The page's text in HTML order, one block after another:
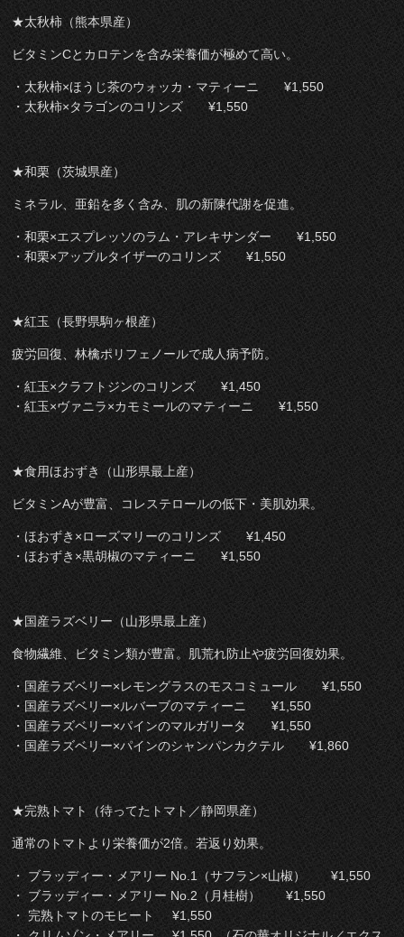
★太秋柿（熊本県産）
ビタミンCとカロテンを含み栄養価が極めて高い。
・太秋柿×ほうじ茶のウォッカ・マティーニ ¥1,550
・太秋柿×タラゴンのコリンズ ¥1,550
★和栗（茨城県産）
ミネラル、亜鉛を多く含み、肌の新陳代謝を促進。
・和栗×エスプレッソのラム・アレキサンダー ¥1,550
・和栗×アップルタイザーのコリンズ ¥1,550
★紅玉（長野県駒ヶ根産）
疲労回復、林檎ポリフェノールで成人病予防。
・紅玉×クラフトジンのコリンズ ¥1,450
・紅玉×ヴァニラ×カモミールのマティーニ ¥1,550
★食用ほおずき（山形県最上産）
ビタミンAが豊富、コレステロールの低下・美肌効果。
・ほおずき×ローズマリーのコリンズ ¥1,450
・ほおずき×黒胡椒のマティーニ ¥1,550
★国産ラズベリー（山形県最上産）
食物繊維、ビタミン類が豊富。肌荒れ防止や疲労回復効果。
・国産ラズベリー×レモングラスのモスコミュール ¥1,550
・国産ラズベリー×ルバーブのマティーニ ¥1,550
・国産ラズベリー×パインのマルガリータ ¥1,550
・国産ラズベリー×パインのシャンパンカクテル ¥1,860
★完熟トマト（待ってたトマト／静岡県産）
通常のトマトより栄養価が2倍。若返り効果。
・ ブラッディー・メアリー No.1（サフラン×山椒） ¥1,550
・ ブラッディー・メアリー No.2（月桂樹） ¥1,550
・ 完熟トマトのモヒート ¥1,550